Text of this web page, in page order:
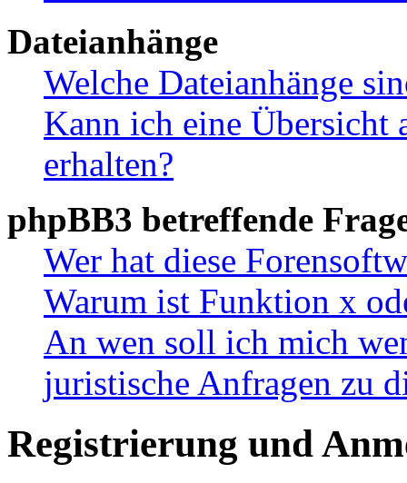
Dateianhänge
Welche Dateianhänge
Kann ich eine Übersicht
erhalten?
phpBB3 betreffende
Wer hat diese
Warum ist Funktion x
An wen soll ich mich
juristische Anfragen zu
Registrierung und